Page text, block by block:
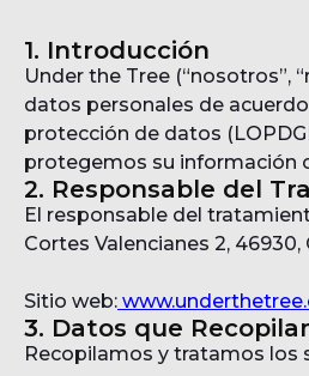
1. Introducción
Under the Tree (“nosotros”,
datos personales de
protección de datos
protegemos su información
2. Responsable del
El responsable del
Cortes Valencianes 2,
Sitio web:
3. Datos que
Recopilamos y tratamos los